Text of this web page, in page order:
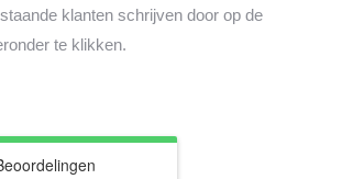
klanten schrijven door op de
te klikken.